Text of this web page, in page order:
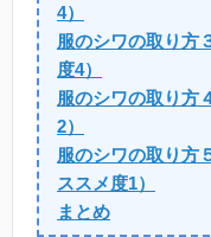
4）
服のシワの取り方
度4）
服のシワの取り方
2）
服のシワの取り方
ススメ度1）
まとめ